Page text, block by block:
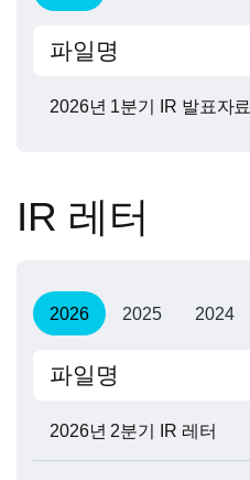
파일명
2026년 1분기 IR 발표자료
IR 레터
2026 2025 2024
파일명
2026년 2분기 IR 레터